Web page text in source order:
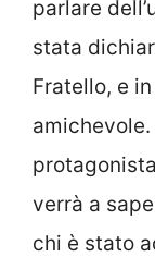
parlare
stata
Fratello, e
verrà a
chi è stato